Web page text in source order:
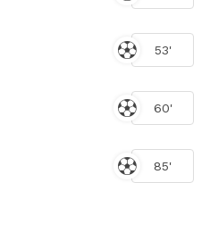
53'
60'
85'